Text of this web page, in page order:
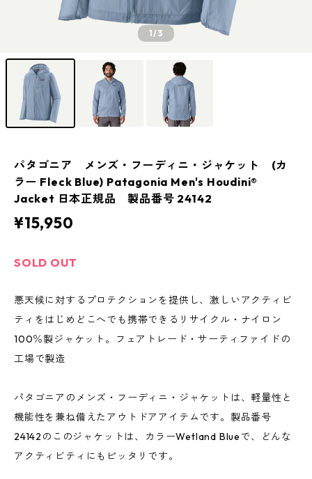
1/3
パタゴニア メンズ・フーディニ・ジャケット (カ
ラー Fleck Blue) Patagonia Men's Houdini®
Jacket 日本正規品 製品番号 24142
¥15,950
SOLD OUT
悪天候に対するプロテクションを提供し、激しいアクティビ
ティをはじめどこへでも携帯できるリサイクル・ナイロン
100％製ジャケット。フェアトレード・サーティファイドの
工場で製造
パタゴニアのメンズ・フーディニ・ジャケットは、軽量性と
機能性を兼ね備えたアウトドアアイテムです。製品番号
24142のこのジャケットは、カラーWetland Blueで、どんな
アクティビティにもピッタリです。